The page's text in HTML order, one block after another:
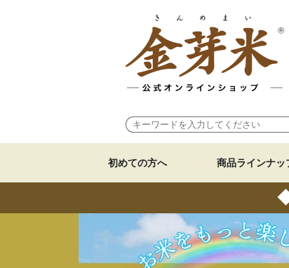
初めての方へ 商品ラインナッ